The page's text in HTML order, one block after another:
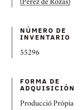
(Pérez de Rozas)
NÚMERO DE
INVENTARIO
55296
FORMA DE
ADQUISICIÓN
Producció Pròpia